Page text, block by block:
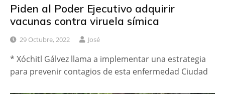
Piden al Poder Ejecutivo adquirir
vacunas contra viruela símica
29 Octubre, 2022 José
* Xóchitl Gálvez llama a implementar una estrategia
para prevenir contagios de esta enfermedad Ciudad